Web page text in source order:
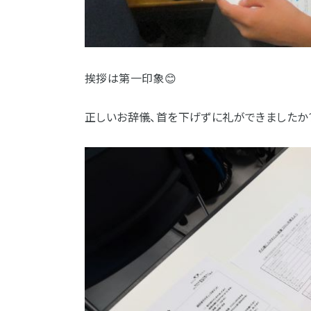
挨拶は第一印象😊
正しいお辞儀、首を下げずに礼ができましたか